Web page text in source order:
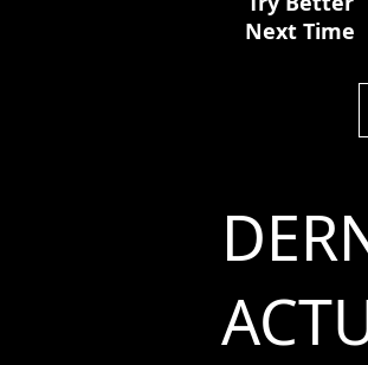
Next Time